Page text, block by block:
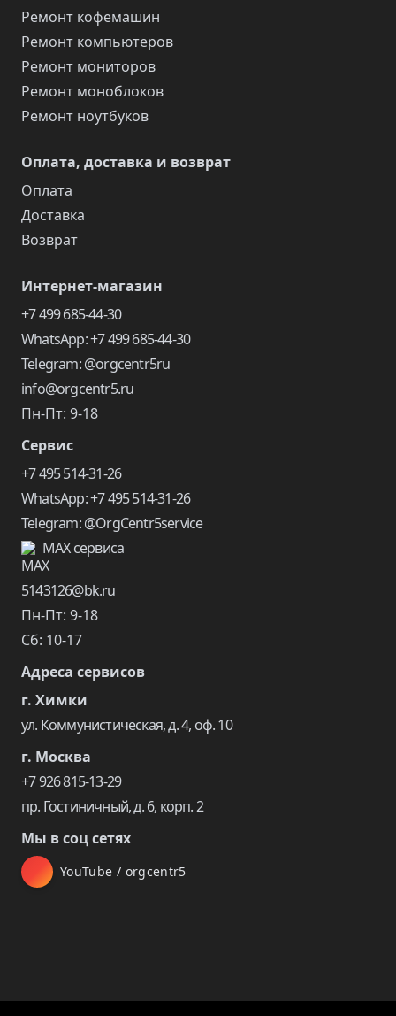
Ремонт кофемашин
Ремонт компьютеров
Ремонт мониторов
Ремонт моноблоков
Ремонт ноутбуков
Оплата, доставка и возврат
Оплата
Доставка
Возврат
Интернет-магазин
+7 499 685-44-30
WhatsApp: +7 499 685-44-30
Telegram: @orgcentr5ru
info@orgcentr5.ru
Пн-Пт: 9-18
Сервис
+7 495 514-31-26
WhatsApp: +7 495 514-31-26
Telegram: @OrgCentr5service
MAX сервиса
5143126@bk.ru
Пн-Пт: 9-18
Сб: 10-17
Адреса сервисов
г. Химки
ул. Коммунистическая, д. 4, оф. 10
г. Москва
+7 926 815-13-29
пр. Гостиничный, д. 6, корп. 2
Мы в соц сетях
YouTube / orgcentr5